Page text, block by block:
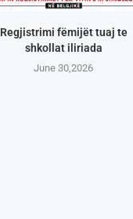
Regjistrimi fëmijët tuaj te
shkollat iliriada
June 30,2026